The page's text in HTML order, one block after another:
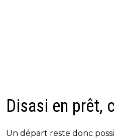
Disasi en prêt,
Un départ reste donc